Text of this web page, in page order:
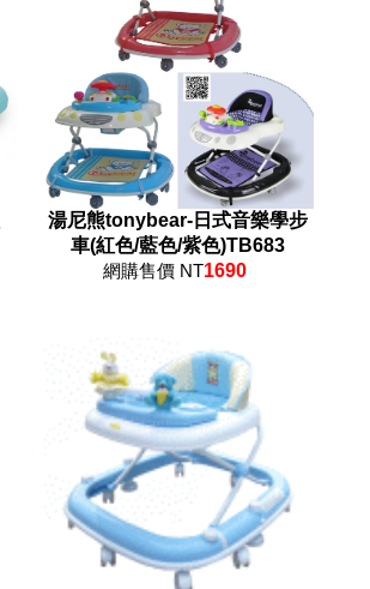
湯尼熊tonybear-日式音樂學步
車(紅色/藍色/紫色)TB683
網購售價 NT1690